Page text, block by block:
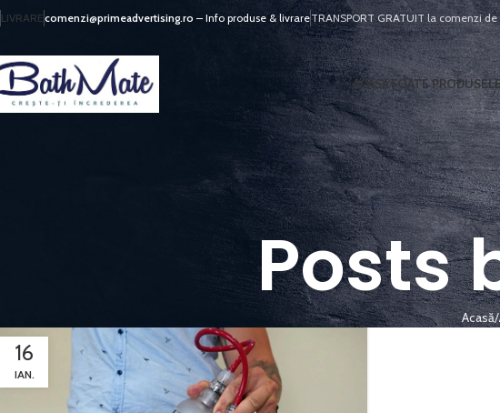
LIVRAREcomenzi@primeadvertising.ro – Info produse & livrareTRANSPORT GRATUIT la comenzi
ACASATOATE
Posts
Acasă
16
IAN.